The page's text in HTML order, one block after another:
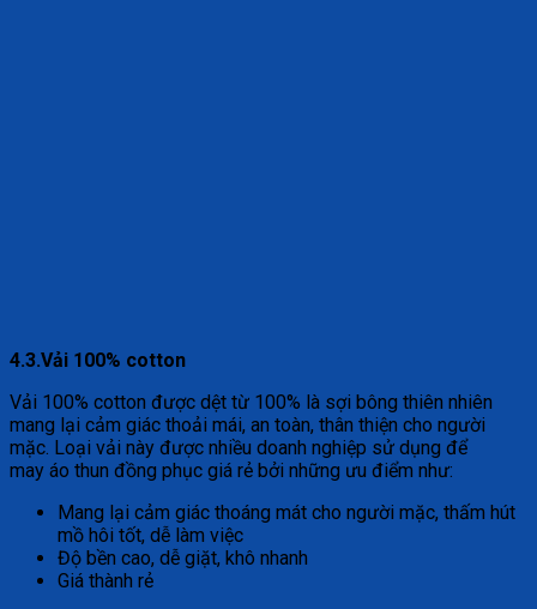
4.3.Vải 100% cotton
Vải 100% cotton được dệt từ 100% là sợi bông thiên nhiên
mang lại cảm giác thoải mái, an toàn, thân thiện cho người
mặc. Loại vải này được nhiều doanh nghiệp sử dụng để
may áo thun đồng phục giá rẻ bởi những ưu điểm như:
Mang lại cảm giác thoáng mát cho người mặc, thấm hút
mồ hôi tốt, dễ làm việc
Độ bền cao, dễ giặt, khô nhanh
Giá thành rẻ